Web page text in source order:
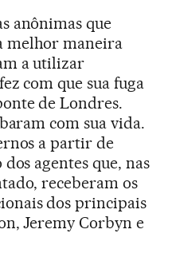
anônimas que
melhor maneira
a utilizar
com que sua fuga
de Londres.
com sua vida.
a partir de
agentes que, nas
receberam os
dos principais
Jeremy Corbyn e